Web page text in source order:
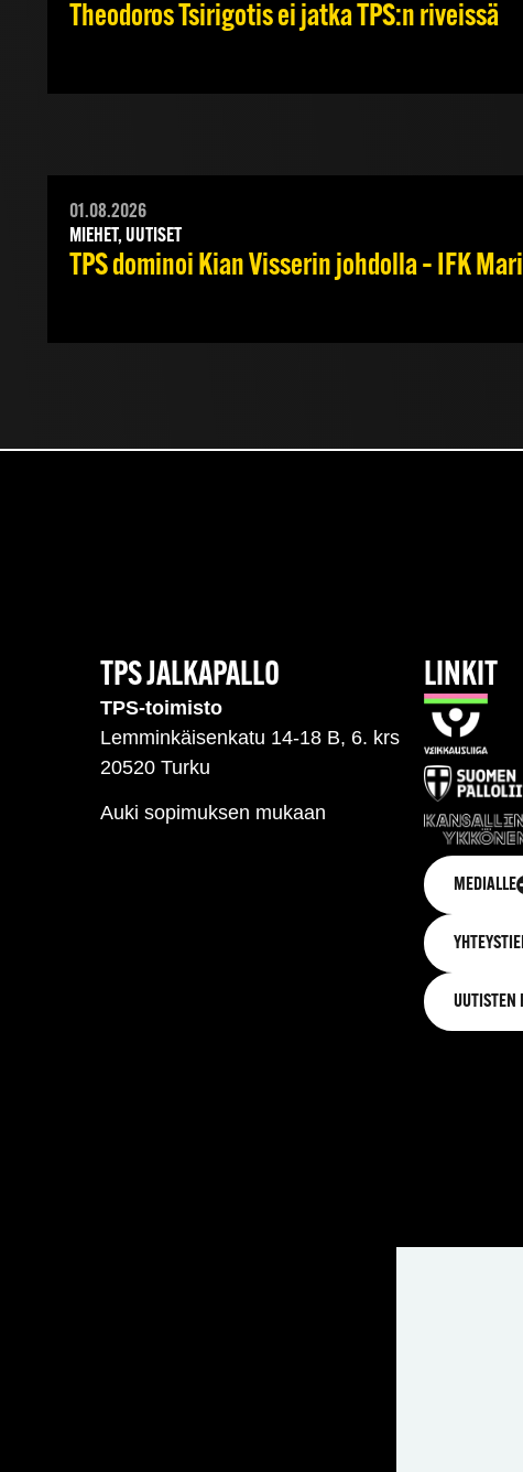
Theodoros Tsirigotis ei jatka TPS:n riveissä
01.08.2026
MIEHET, UUTISET
TPS dominoi Kian Visserin johdolla – IFK
TPS JALKAPALLO
TPS-toimisto
Lemminkäisenkatu 14-18 B, 6. krs
20520 Turku
Auki sopimuksen mukaan
LINKIT
MEDIALLE
UUTISTEN